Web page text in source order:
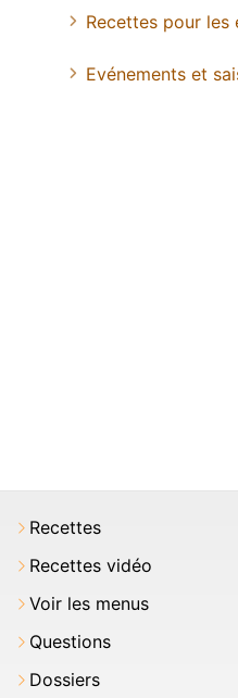
Recettes pour les
Evénements et
Recettes
Recettes vidéo
Voir les menus
Questions
Dossiers